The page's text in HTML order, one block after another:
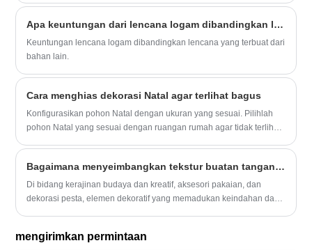
pengaturan apa pun.
Apa keuntungan dari lencana logam dibandingkan lencana yang terbuat dari bahan lain?
Keuntungan lencana logam dibandingkan lencana yang terbuat dari
bahan lain.
Cara menghias dekorasi Natal agar terlihat bagus
Konfigurasikan pohon Natal dengan ukuran yang sesuai. Pilihlah
pohon Natal yang sesuai dengan ruangan rumah agar tidak terlihat
membuat ruangan Anda terlihat lebih luas.
Bagaimana menyeimbangkan tekstur buatan tangan dengan efisiensi produksi massal?
Di bidang kerajinan budaya dan kreatif, aksesori pakaian, dan
dekorasi pesta, elemen dekoratif yang memadukan keindahan dan
fleksibel, tidak hanya terus mendapatkan popularitas di kalangan
mengirimkan permintaan